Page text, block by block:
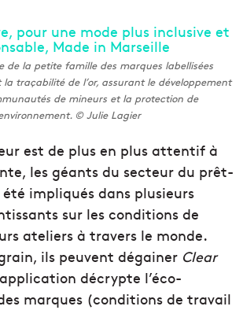
de la petite famille des marques labellisées
traçabilité de l’or, assurant le développement
de mineurs et la protection de
© Julie Lagier
est de plus en plus attentif à
les géants du secteur du prêt-
impliqués dans plusieurs
sur les conditions de
ateliers à travers le monde.
ils peuvent dégainer Clear
décrypte l’éco-
marques (conditions de travail